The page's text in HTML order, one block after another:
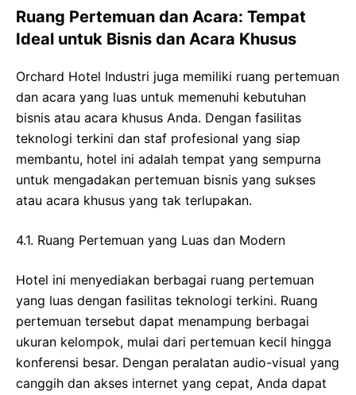
Ruang Pertemuan dan Acara: Tempat
Ideal untuk Bisnis dan Acara Khusus
Orchard Hotel Industri juga memiliki ruang pertemuan
dan acara yang luas untuk memenuhi kebutuhan
bisnis atau acara khusus Anda. Dengan fasilitas
teknologi terkini dan staf profesional yang siap
membantu, hotel ini adalah tempat yang sempurna
untuk mengadakan pertemuan bisnis yang sukses
atau acara khusus yang tak terlupakan.
4.1. Ruang Pertemuan yang Luas dan Modern
Hotel ini menyediakan berbagai ruang pertemuan
yang luas dengan fasilitas teknologi terkini. Ruang
pertemuan tersebut dapat menampung berbagai
ukuran kelompok, mulai dari pertemuan kecil hingga
konferensi besar. Dengan peralatan audio-visual yang
canggih dan akses internet yang cepat, Anda dapat